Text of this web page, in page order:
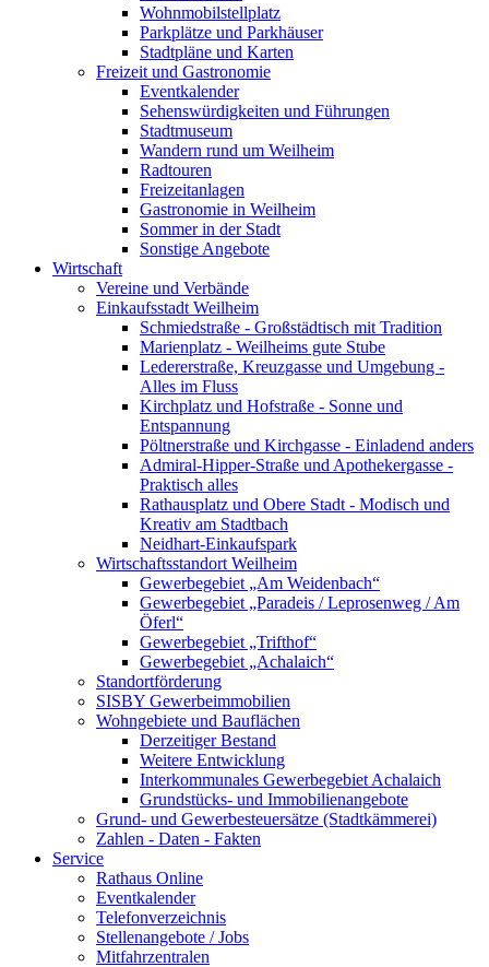
Wohnmobilstellplatz
Parkplätze und Parkhäuser
Stadtpläne und Karten
Freizeit und Gastronomie
Eventkalender
Sehenswürdigkeiten und Führungen
Stadtmuseum
Wandern rund um Weilheim
Radtouren
Freizeitanlagen
Gastronomie in Weilheim
Sommer in der Stadt
Sonstige Angebote
Wirtschaft
Vereine und Verbände
Einkaufsstadt Weilheim
Schmiedstraße - Großstädtisch mit Tradition
Marienplatz - Weilheims gute Stube
Ledererstraße, Kreuzgasse und Umgebung -
Alles im Fluss
Kirchplatz und Hofstraße - Sonne und
Entspannung
Pöltnerstraße und Kirchgasse - Einladend anders
Admiral-Hipper-Straße und Apothekergasse -
Praktisch alles
Rathausplatz und Obere Stadt - Modisch und
Kreativ am Stadtbach
Neidhart-Einkaufspark
Wirtschaftsstandort Weilheim
Gewerbegebiet „Am Weidenbach“
Gewerbegebiet „Paradeis / Leprosenweg / Am
Öferl“
Gewerbegebiet „Trifthof“
Gewerbegebiet „Achalaich“
Standortförderung
SISBY Gewerbeimmobilien
Wohngebiete und Bauflächen
Derzeitiger Bestand
Weitere Entwicklung
Interkommunales Gewerbegebiet Achalaich
Grundstücks- und Immobilienangebote
Grund- und Gewerbesteuersätze (Stadtkämmerei)
Zahlen - Daten - Fakten
Service
Rathaus Online
Eventkalender
Telefonverzeichnis
Stellenangebote / Jobs
Mitfahrzentralen